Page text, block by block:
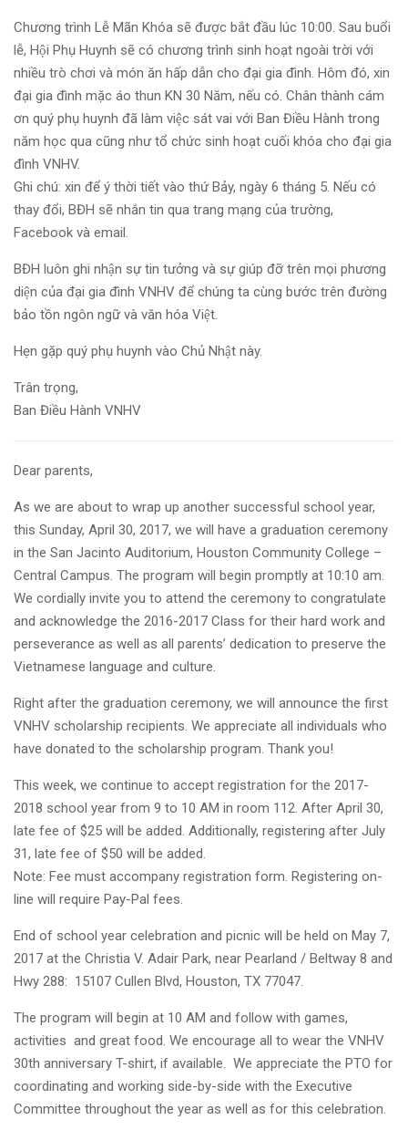
Chương trình Lễ Mãn Khóa sẽ được bắt đầu lúc 10:00. Sau buổi
lễ, Hội Phụ Huynh sẽ có chương trình sinh hoạt ngoài trời với
nhiều trò chơi và món ăn hấp dẫn cho đại gia đình. Hôm đó, xin
đại gia đình mặc áo thun KN 30 Năm, nếu có. Chân thành cám
ơn quý phụ huynh đã làm việc sát vai với Ban Điều Hành trong
năm học qua cũng như tổ chức sinh hoạt cuối khóa cho đại gia
đình VNHV.
Ghi chú: xin để ý thời tiết vào thứ Bảy, ngày 6 tháng 5. Nếu có
thay đổi, BĐH sẽ nhắn tin qua trang mạng của trường,
Facebook và email.
BĐH luôn ghi nhận sự tin tưởng và sự giúp đỡ trên mọi phương
diện của đại gia đình VNHV để chúng ta cùng bước trên đường
bảo tồn ngôn ngữ và văn hóa Việt.
Hẹn gặp quý phụ huynh vào Chủ Nhật này.
Trân trọng,
Ban Điều Hành VNHV
Dear parents,
As we are about to wrap up another successful school year,
this Sunday, April 30, 2017, we will have a graduation ceremony
in the San Jacinto Auditorium, Houston Community College –
Central Campus. The program will begin promptly at 10:10 am.
We cordially invite you to attend the ceremony to congratulate
and acknowledge the 2016-2017 Class for their hard work and
perseverance as well as all parents’ dedication to preserve the
Vietnamese language and culture.
Right after the graduation ceremony, we will announce the first
VNHV scholarship recipients. We appreciate all individuals who
have donated to the scholarship program. Thank you!
This week, we continue to accept registration for the 2017-
2018 school year from 9 to 10 AM in room 112. After April 30,
late fee of $25 will be added. Additionally, registering after July
31, late fee of $50 will be added.
Note: Fee must accompany registration form. Registering on-
line will require Pay-Pal fees.
End of school year celebration and picnic will be held on May 7,
2017 at the Christia V. Adair Park, near Pearland / Beltway 8 and
Hwy 288: 15107 Cullen Blvd, Houston, TX 77047.
The program will begin at 10 AM and follow with games,
activities and great food. We encourage all to wear the VNHV
30th anniversary T-shirt, if available. We appreciate the PTO for
coordinating and working side-by-side with the Executive
Committee throughout the year as well as for this celebration.